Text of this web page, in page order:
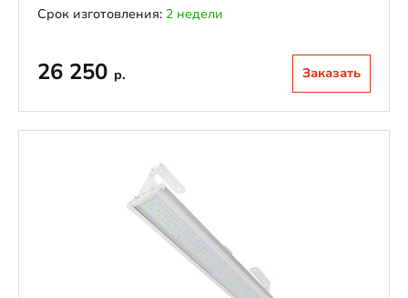
Срок изготовления: 2 недели
26 250 р. Заказать